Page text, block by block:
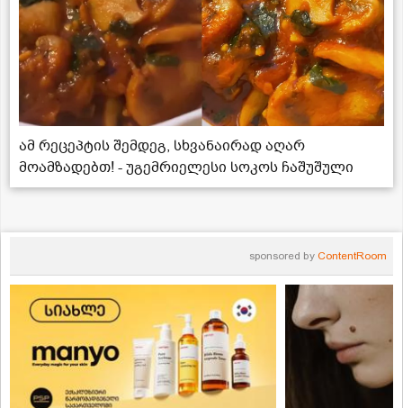
ამ რეცეპტის შემდეგ, სხვანაირად აღარ
მოამზადებთ! - უგემრიელესი სოკოს ჩაშუშული
sponsored by ContentRoom